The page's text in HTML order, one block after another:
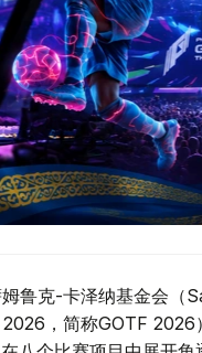
鲁克-卡泽纳基金会
，简称GOTF